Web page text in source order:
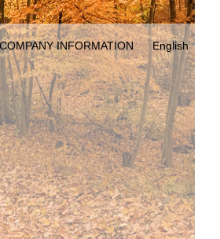
COMPANY INFORMATION English